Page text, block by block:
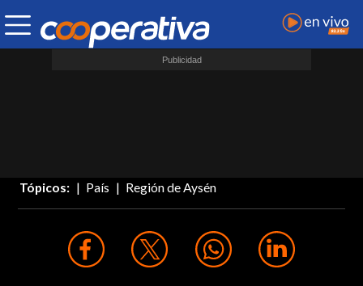
Tópicos: País Región de Aysén